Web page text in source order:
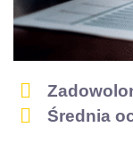
Średnia